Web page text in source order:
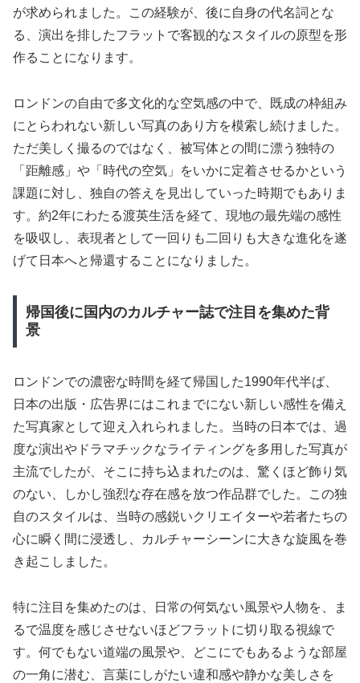
が求められました。この経験が、後に自身の代名詞とな
る、演出を排したフラットで客観的なスタイルの原型を形
作ることになります。
ロンドンの自由で多文化的な空気感の中で、既成の枠組み
にとらわれない新しい写真のあり方を模索し続けました。
ただ美しく撮るのではなく、被写体との間に漂う独特の
「距離感」や「時代の空気」をいかに定着させるかという
課題に対し、独自の答えを見出していった時期でもありま
す。約2年にわたる渡英生活を経て、現地の最先端の感性
を吸収し、表現者として一回りも二回りも大きな進化を遂
げて日本へと帰還することになりました。
帰国後に国内のカルチャー誌で注目を集めた背
景
ロンドンでの濃密な時間を経て帰国した1990年代半ば、
日本の出版・広告界にはこれまでにない新しい感性を備え
た写真家として迎え入れられました。当時の日本では、過
度な演出やドラマチックなライティングを多用した写真が
主流でしたが、そこに持ち込まれたのは、驚くほど飾り気
のない、しかし強烈な存在感を放つ作品群でした。この独
自のスタイルは、当時の感鋭いクリエイターや若者たちの
心に瞬く間に浸透し、カルチャーシーンに大きな旋風を巻
き起こしました。
特に注目を集めたのは、日常の何気ない風景や人物を、ま
るで温度を感じさせないほどフラットに切り取る視線で
す。何でもない道端の風景や、どこにでもあるような部屋
の一角に潜む、言葉にしがたい違和感や静かな美しさを